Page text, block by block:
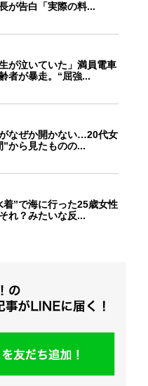
が告白「実際の料...
が泣いていた」満員電車
者が暴走。“屈強...
なぜか開かない…20代女
から見たものの...
着”で海に行った25歳女性
れ？みたいな反...